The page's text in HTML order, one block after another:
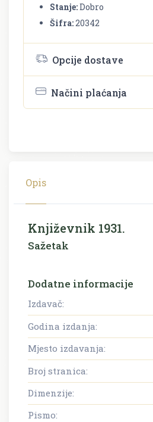
Stanje:Dobro
Šifra:20342
Opcije dostave
Načini plaćanja
Opis
Književnik 1931.
Sažetak
Dodatne informacije
Izdavač:
Godina izdanja:
Mjesto izdavanja:
Broj stranica:
Dimenzije:
Pismo: